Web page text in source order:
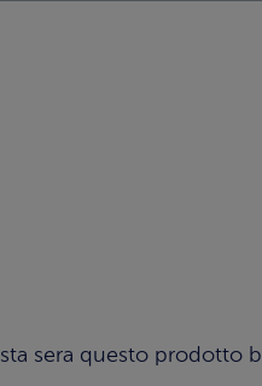
sera questo prodotto